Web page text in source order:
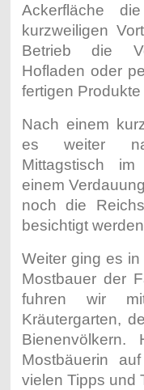
Ackerfläche
kurzweiligen
Betrieb die
Hofladen oder
fertigen
Nach einem
es weiter
Mittagstisch
einem
noch die
besichtigt
Weiter ging es
Mostbauer der
fuhren wir
Kräutergarten,
Mostbäuerin
vielen Tipps und